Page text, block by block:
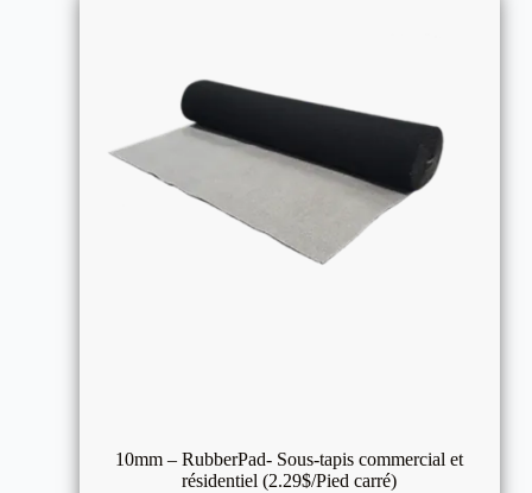
10mm – RubberPad- Sous-tapis commercial et
résidentiel (2.29$/Pied carré)